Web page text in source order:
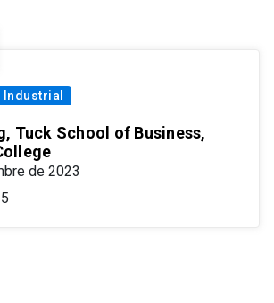
Tuck School of Business,
de 2023